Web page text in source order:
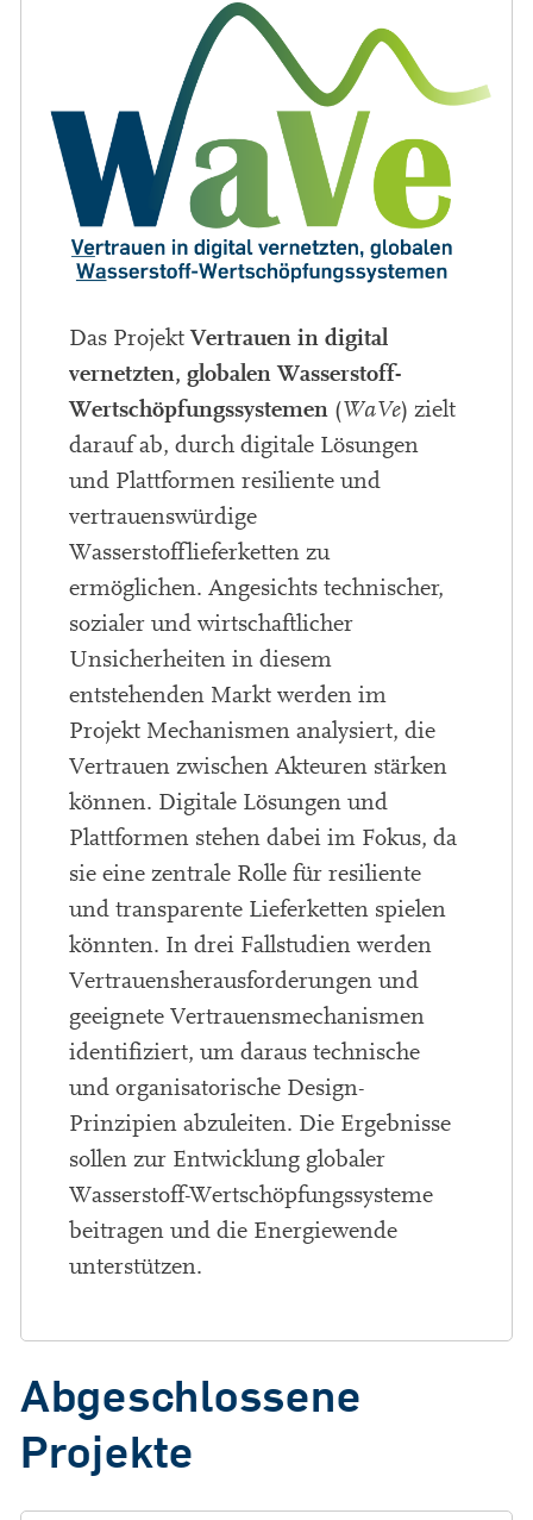
Das ProjektVertrauen in digital
vernetzten, globalen Wasserstoff-
Wertschöpfungssystemen (WaVe) zielt
darauf ab, durch digitale Lösungen
und Plattformen resiliente und
vertrauenswürdige
Wasserstofflieferketten zu
ermöglichen. Angesichts technischer,
sozialer und wirtschaftlicher
Unsicherheiten in diesem
entstehenden Markt werden im
Projekt Mechanismen analysiert, die
Vertrauen zwischen Akteuren stärken
können. Digitale Lösungen und
Plattformen stehen dabei im Fokus, da
sie eine zentrale Rolle für resiliente
und transparente Lieferketten spielen
könnten. In drei Fallstudien werden
Vertrauensherausforderungen und
geeignete Vertrauensmechanismen
identifiziert, um daraus technische
und organisatorische Design-
Prinzipien abzuleiten. Die Ergebnisse
sollen zur Entwicklung globaler
Wasserstoff-Wertschöpfungssysteme
beitragen und die Energiewende
unterstützen.
Abgeschlossene
Projekte